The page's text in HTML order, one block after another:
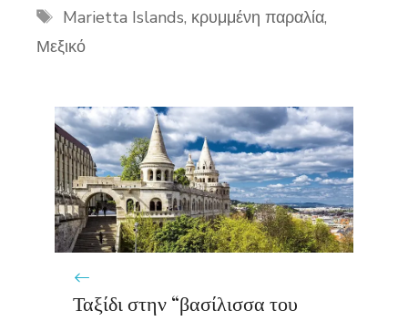
Tags
Marietta Islands, κρυμμένη παραλία,
Μεξικό
Ταξίδι στην “βασίλισσα του